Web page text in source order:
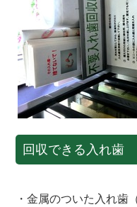
回収できる入れ歯
・金属のついた入れ歯